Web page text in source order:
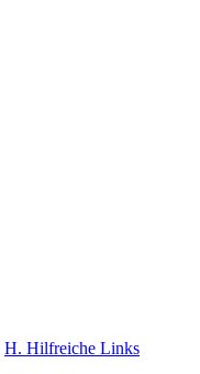
H. Hilfreiche Links